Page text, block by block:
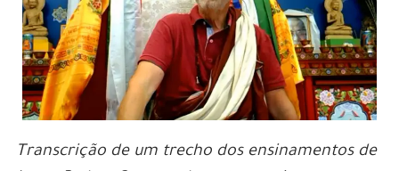
Transcrição de um trecho dos ensinamentos de